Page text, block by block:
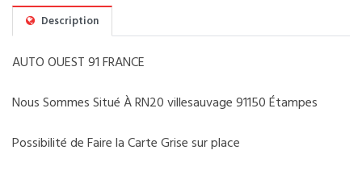
Description
AUTO OUEST 91 FRANCE
Nous Sommes Situé À RN20 villesauvage 91150 Étampes
Possibilité de Faire la Carte Grise sur place